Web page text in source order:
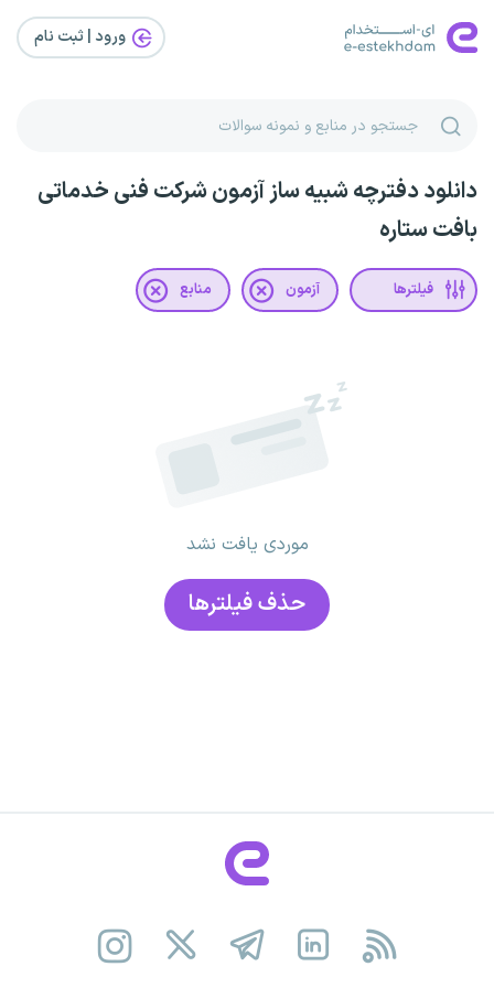
ورود | ثبت‌ نام
دانلود دفترچه شبیه ساز آزمون شرکت فنی خدماتی
بافت ستاره
فیلترها آزمون منابع
موردی یافت نشد
حذف فیلتر‌ها